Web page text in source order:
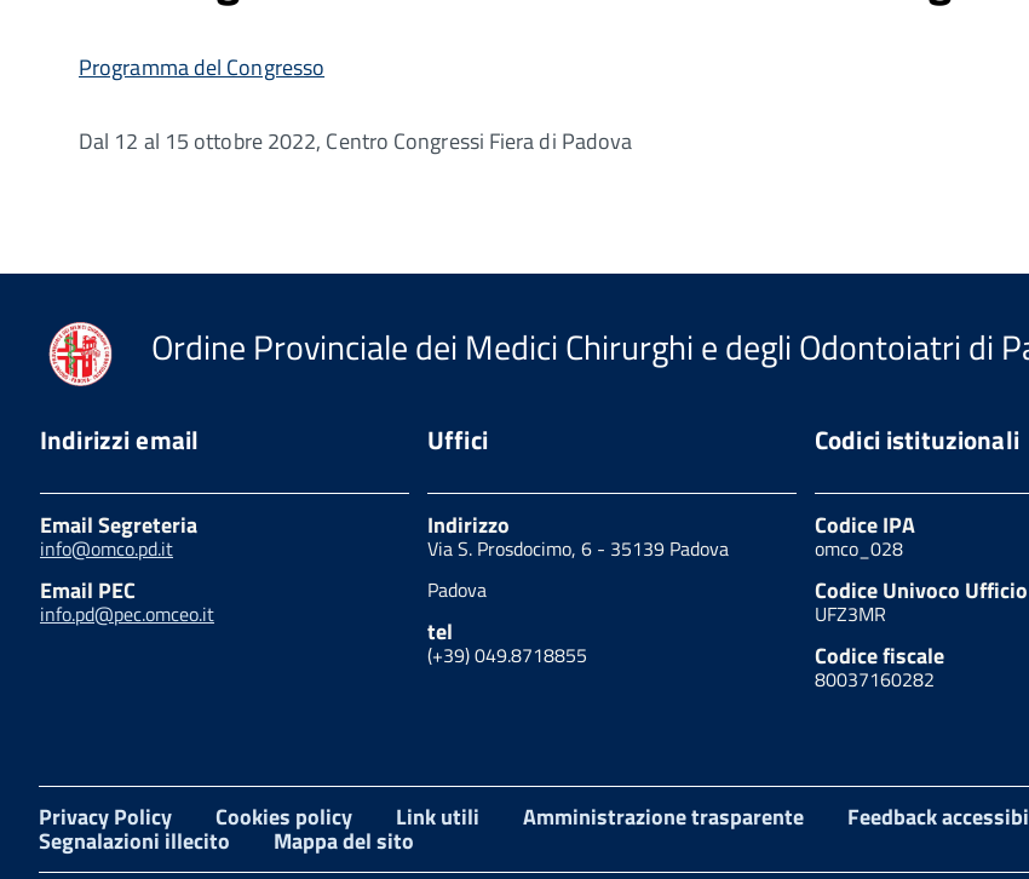
Programma del Congresso
Dal 12 al 15 ottobre 2022, Centro Congressi Fiera di Padova
Ordine Provinciale dei Medici Chirurghi e degli Odontoiatri di
Indirizzi email
Email Segreteria
info@omco.pd.it
Email PEC
info.pd@pec.omceo.it
Uffici
Indirizzo
Via S. Prosdocimo, 6 - 35139 Padova
Padova
tel
(+39) 049.8718855
Codici istituzionali
Codice IPA
omco_028
Codice Univoco Ufficio
UFZ3MR
Codice fiscale
80037160282
Privacy Policy Cookies policy Link utili Amministrazione trasparente Feedback
Segnalazioni illecito Mappa del sito